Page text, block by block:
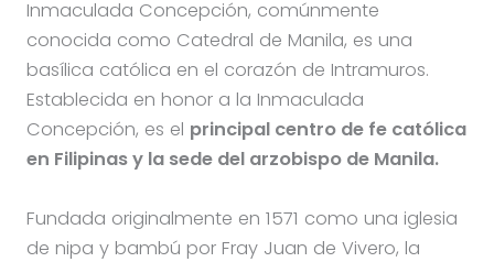
Inmaculada Concepción, comúnmente
conocida como Catedral de Manila, es una
basílica católica en el corazón de Intramuros.
Establecida en honor a la Inmaculada
Concepción, es el principal centro de fe católica
en Filipinas y la sede del arzobispo de Manila.
Fundada originalmente en 1571 como una iglesia
de nipa y bambú por Fray Juan de Vivero, la